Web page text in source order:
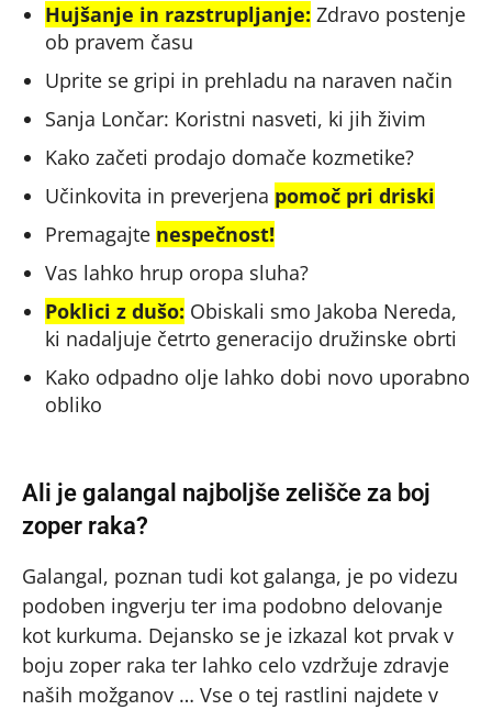
Hujšanje in razstrupljanje: Zdravo postenje
ob pravem času
Uprite se gripi in prehladu na naraven način
Sanja Lončar: Koristni nasveti, ki jih živim
Kako začeti prodajo domače kozmetike?
Učinkovita in preverjena pomoč pri driski
Premagajte nespečnost!
Vas lahko hrup oropa sluha?
Poklici z dušo: Obiskali smo Jakoba Nereda,
ki nadaljuje četrto generacijo družinske obrti
Kako odpadno olje lahko dobi novo uporabno
obliko
Ali je galangal najboljše zelišče za boj
zoper raka?
Galangal, poznan tudi kot galanga, je po videzu
podoben ingverju ter ima podobno delovanje
kot kurkuma. Dejansko se je izkazal kot prvak v
boju zoper raka ter lahko celo vzdržuje zdravje
naših možganov … Vse o tej rastlini najdete v